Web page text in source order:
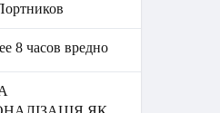
8 часов вредно